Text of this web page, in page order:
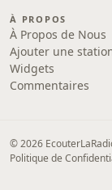
À PROPOS
À Propos de Nous
Ajouter une
Widgets
Commentaires
© 2026
Politique de